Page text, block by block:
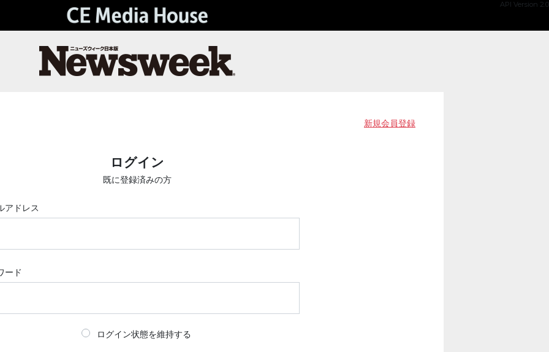
API Version 2.0
新規会員登録
ログイン
既に登録済みの方
アドレス
ード
ログイン状態を維持する